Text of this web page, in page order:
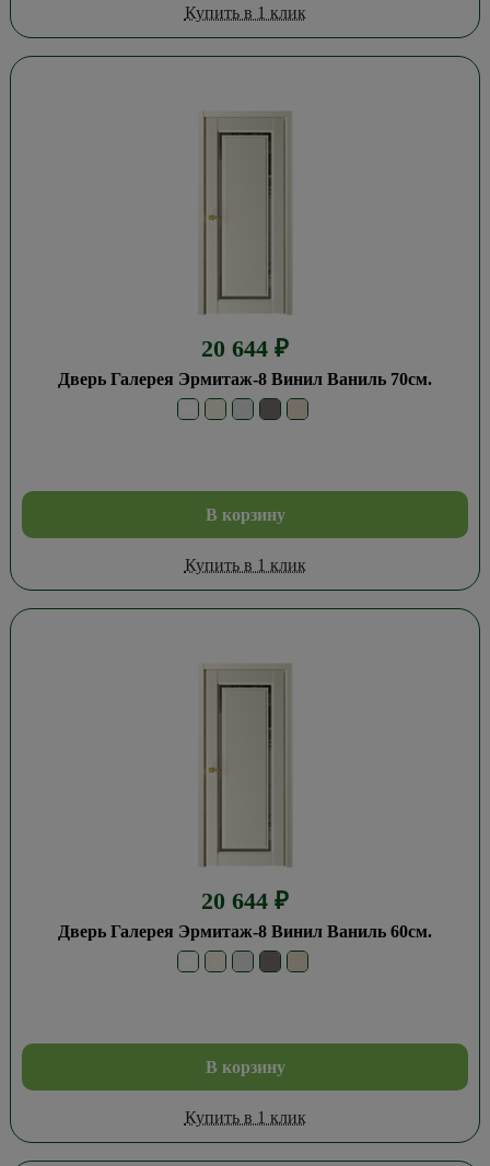
Купить в 1 клик
20 644 ₽
Дверь Галерея Эрмитаж-8 Винил Ваниль 70см.
В корзину
Купить в 1 клик
20 644 ₽
Дверь Галерея Эрмитаж-8 Винил Ваниль 60см.
В корзину
Купить в 1 клик